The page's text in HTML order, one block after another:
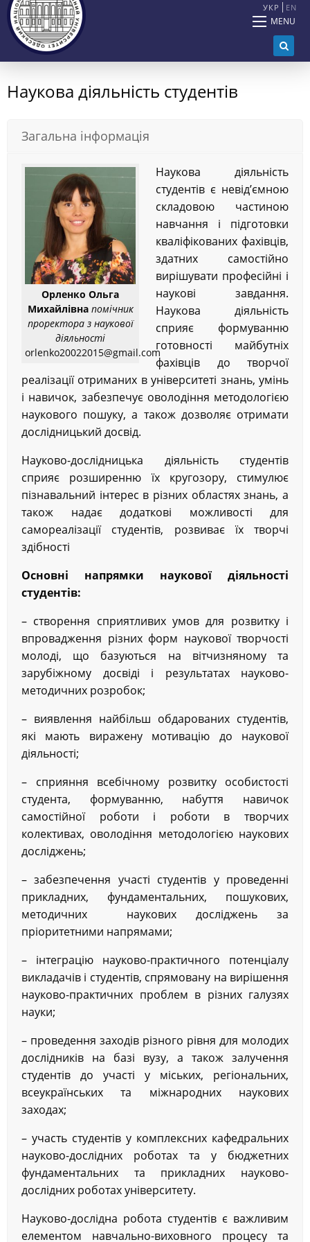
УКР EN
MENU
Наукова діяльність студентів
Загальна інформація
Орленко Ольга
Михайлівна помічник
проректора з наукової
діяльності
orlenko20022015@gmail.com
Наукова діяльність
студентів є невід’ємною
складовою частиною
навчання і підготовки
кваліфікованих фахівців,
здатних самостійно
вирішувати професійні і
наукові завдання.
Наукова діяльність
сприяє формуванню
готовності майбутніх
фахівців до творчої
реалізації отриманих в університеті знань, умінь
і навичок, забезпечує оволодіння методологією
наукового пошуку, а також дозволяє отримати
дослідницький досвід.
Науково-дослідницька діяльність студентів
сприяє розширенню їх кругозору, стимулює
пізнавальний інтерес в різних областях знань, а
також надає додаткові можливості для
самореалізації студентів, розвиває їх творчі
здібності
Основні напрямки наукової діяльності
студентів:
– створення сприятливих умов для розвитку і
впровадження різних форм наукової творчості
молоді, що базуються на вітчизняному та
зарубіжному досвіді і результатах науково-
методичних розробок;
– виявлення найбільш обдарованих студентів,
які мають виражену мотивацію до наукової
діяльності;
– сприяння всебічному розвитку особистості
студента, формуванню, набуття навичок
самостійної роботи і роботи в творчих
колективах, оволодіння методологією наукових
досліджень;
– забезпечення участі студентів у проведенні
прикладних, фундаментальних, пошукових,
методичних наукових досліджень за
пріоритетними напрямами;
– інтеграцію науково-практичного потенціалу
викладачів і студентів, спрямовану на вирішення
науково-практичних проблем в різних галузях
науки;
– проведення заходів різного рівня для молодих
дослідників на базі вузу, а також залучення
студентів до участі у міських, регіональних,
всеукраїнських та міжнародних наукових
заходах;
– участь студентів у комплексних кафедральних
науково-дослідних роботах та у бюджетних
фундаментальних та прикладних науково-
дослідних роботах університету.
Науково-дослідна робота студентів є важливим
елементом навчально-виховного процесу та